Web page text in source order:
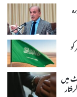
میں